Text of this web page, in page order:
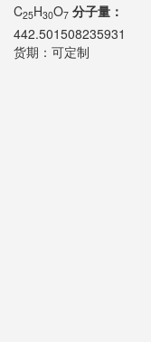
C25H30O7 分子量：
442.501508235931
货期： 可定制